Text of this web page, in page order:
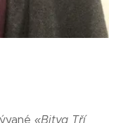
«Bitva Tří